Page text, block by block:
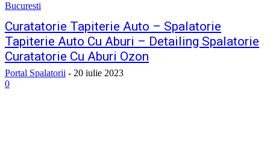
Bucuresti
Curatatorie Tapiterie Auto – Spalatorie
Tapiterie Auto Cu Aburi – Detailing Spalatorie
Curatatorie Cu Aburi Ozon
Portal Spalatorii - 20 iulie 2023
0